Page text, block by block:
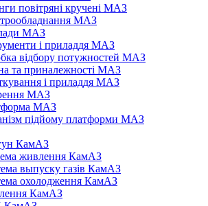
повітряні кручені МАЗ
МАЗ
МАЗ
і приладдя МАЗ
відбору потужностей МАЗ
та приналежності МАЗ
і приладдя МАЗ
МАЗ
МАЗ
підйому платформи МАЗ
КамАЗ
живлення КамАЗ
выпуску газів КамАЗ
охолодження КамАЗ
КамАЗ